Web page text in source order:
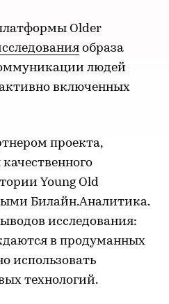
Older
образа
людей
включенных
проекта,
Young Old
Билайн.Аналитика.
исследования:
в продуманных
использовать
технологий.